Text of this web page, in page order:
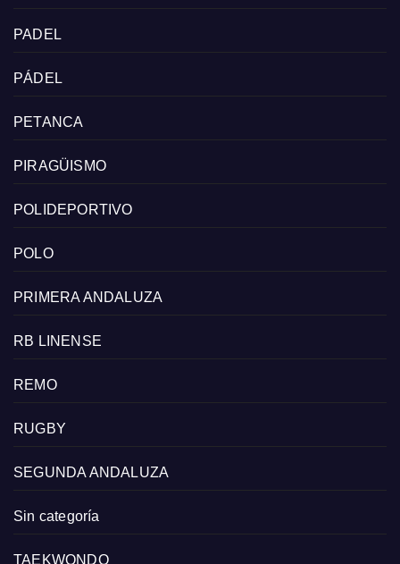
PADEL
PÁDEL
PETANCA
PIRAGÜISMO
POLIDEPORTIVO
POLO
PRIMERA ANDALUZA
RB LINENSE
REMO
RUGBY
SEGUNDA ANDALUZA
Sin categoría
TAEKWONDO